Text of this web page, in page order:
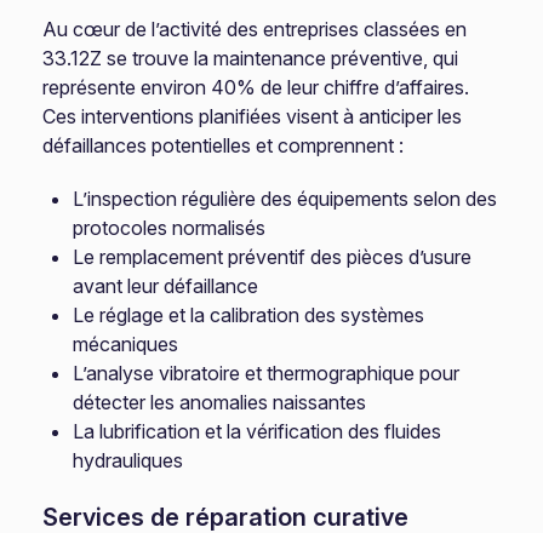
Au cœur de l’activité des entreprises classées en
33.12Z se trouve la maintenance préventive, qui
représente environ 40% de leur chiffre d’affaires.
Ces interventions planifiées visent à anticiper les
défaillances potentielles et comprennent :
L’inspection régulière des équipements selon des
protocoles normalisés
Le remplacement préventif des pièces d’usure
avant leur défaillance
Le réglage et la calibration des systèmes
mécaniques
L’analyse vibratoire et thermographique pour
détecter les anomalies naissantes
La lubrification et la vérification des fluides
hydrauliques
Services de réparation curative